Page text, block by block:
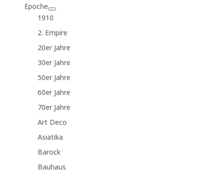
Epoche
1910
2. Empire
20er Jahre
30er Jahre
50er Jahre
60er Jahre
70er Jahre
Art Deco
Asiatika
Barock
Bauhaus